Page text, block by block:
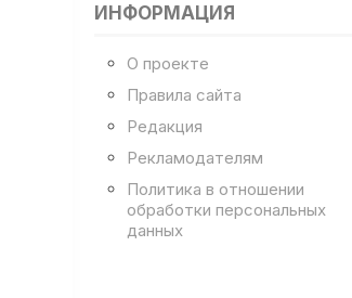
ИНФОРМАЦИЯ
О проекте
Правила сайта
Редакция
Рекламодателям
Политика в отношении
обработки персональных
данных